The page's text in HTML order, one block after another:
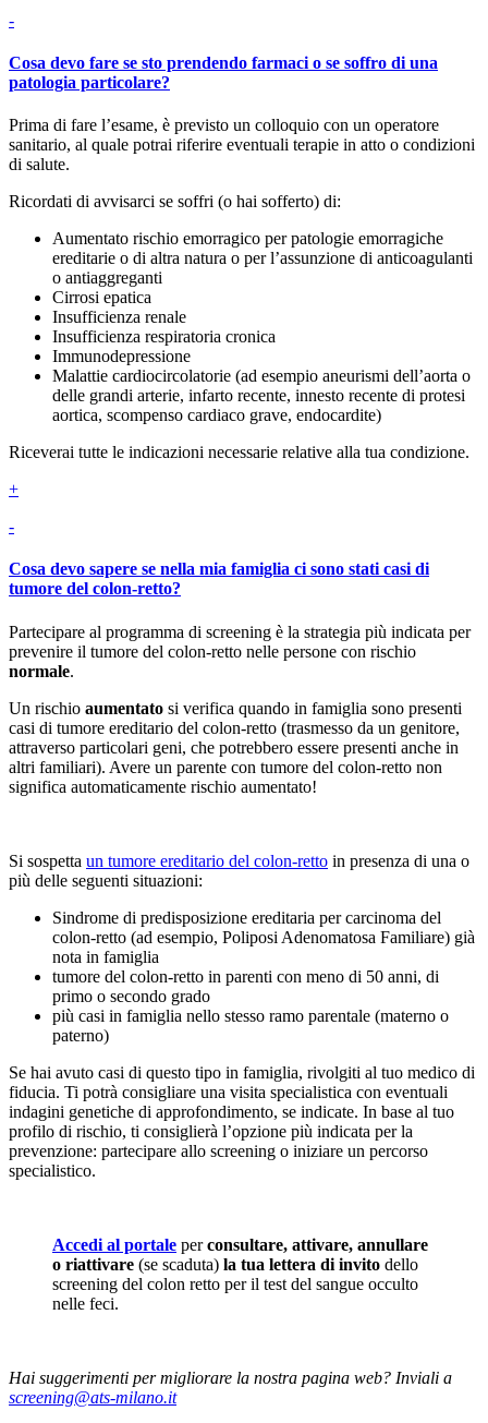
-
Cosa devo fare se sto prendendo farmaci o se soffro di una
patologia particolare?
Prima di fare l’esame, è previsto un colloquio con un operatore
sanitario, al quale potrai riferire eventuali terapie in atto o condizioni
di salute.
Ricordati di avvisarci se soffri (o hai sofferto) di:
Aumentato rischio emorragico per patologie emorragiche
ereditarie o di altra natura o per l’assunzione di anticoagulanti
o antiaggreganti
Cirrosi epatica
Insufficienza renale
Insufficienza respiratoria cronica
Immunodepressione
Malattie cardiocircolatorie (ad esempio aneurismi dell’aorta o
delle grandi arterie, infarto recente, innesto recente di protesi
aortica, scompenso cardiaco grave, endocardite)
Riceverai tutte le indicazioni necessarie relative alla tua condizione.
+
-
Cosa devo sapere se nella mia famiglia ci sono stati casi di
tumore del colon-retto?
Partecipare al programma di screening è la strategia più indicata per
prevenire il tumore del colon-retto nelle persone con rischio
normale.
Un rischio aumentato si verifica quando in famiglia sono presenti
casi di tumore ereditario del colon-retto (trasmesso da un genitore,
attraverso particolari geni, che potrebbero essere presenti anche in
altri familiari). Avere un parente con tumore del colon-retto non
significa automaticamente rischio aumentato!
Si sospetta un tumore ereditario del colon-retto in presenza di una o
più delle seguenti situazioni:
Sindrome di predisposizione ereditaria per carcinoma del
colon-retto (ad esempio, Poliposi Adenomatosa Familiare) già
nota in famiglia
tumore del colon-retto in parenti con meno di 50 anni, di
primo o secondo grado
più casi in famiglia nello stesso ramo parentale (materno o
paterno)
Se hai avuto casi di questo tipo in famiglia, rivolgiti al tuo medico di
fiducia. Ti potrà consigliare una visita specialistica con eventuali
indagini genetiche di approfondimento, se indicate. In base al tuo
profilo di rischio, ti consiglierà l’opzione più indicata per la
prevenzione: partecipare allo screening o iniziare un percorso
specialistico.
Accedi al portale perconsultare, attivare, annullare
o riattivare (se scaduta) la tua lettera di invito dello
screening del colon retto per il test del sangue occulto
nelle feci.
Hai suggerimenti per migliorare la nostra pagina web? Inviali a
screening@ats-milano.it